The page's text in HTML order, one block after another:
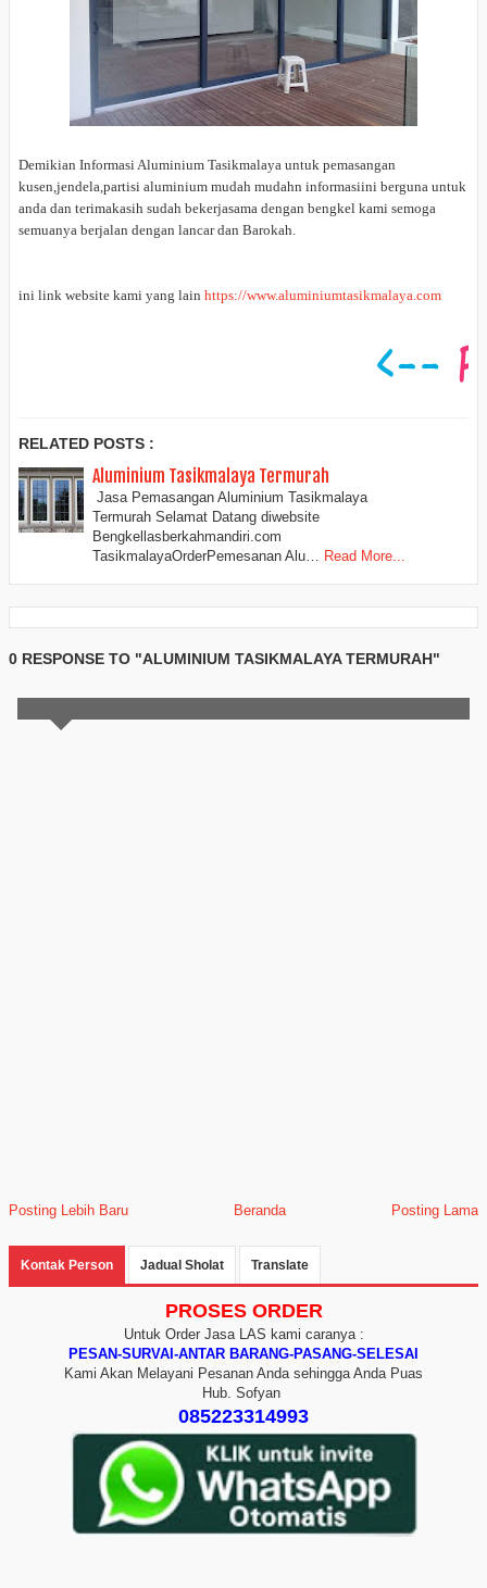
Demikian Informasi Aluminium Tasikmalaya untuk pemasangan
kusen,jendela,partisi aluminium mudah mudahn informasiini berguna untuk
anda dan terimakasih sudah bekerjasama dengan bengkel kami semoga
semuanya berjalan dengan lancar dan Barokah.
ini link website kami yang lain https://www.aluminiumtasikmalaya.com
RELATED POSTS :
Aluminium Tasikmalaya Termurah
Jasa Pemasangan Aluminium Tasikmalaya
Termurah Selamat Datang diwebsite
Bengkellasberkahmandiri.com
TasikmalayaOrderPemesanan Alu… Read More...
0 RESPONSE TO "ALUMINIUM TASIKMALAYA TERMURAH"
Posting Lebih Baru Posting Lama
Beranda
Kontak Person Jadual Sholat Translate
PROSES ORDER
Untuk Order Jasa LAS kami caranya :
PESAN-SURVAI-ANTAR BARANG-PASANG-SELESAI
Kami Akan Melayani Pesanan Anda sehingga Anda Puas
Hub. Sofyan
085223314993